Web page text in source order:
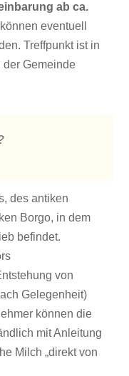
ab ca.
eventuell
Treffpunkt ist in
der Gemeinde
des antiken
Borgo, in dem
befindet.
von
Gelegenheit)
können die
mit Anleitung
Milch „direkt von